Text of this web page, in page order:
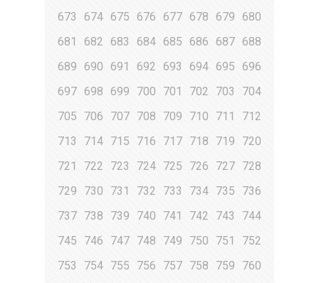
673
674 675 676 677 678 679
680
681
682 683 684 685 686 687 688
689
690 691 692 693 694 695
696
697 698 699 700 701 702 703
704
705
706 707 708 709 710 711
712
713
714 715 716 717 718 719
720
721
722 723 724 725 726 727 728
729
730 731 732 733 734 735
736
737 738 739 740 741 742 743
744
745
746 747 748 749 750 751
752
753
754 755 756 757 758 759
760